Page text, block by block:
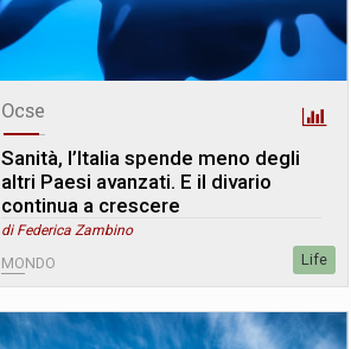
Ocse
Sanità, l’Italia spende meno degli
altri Paesi avanzati. E il divario
continua a crescere
di Federica Zambino
MONDO Life